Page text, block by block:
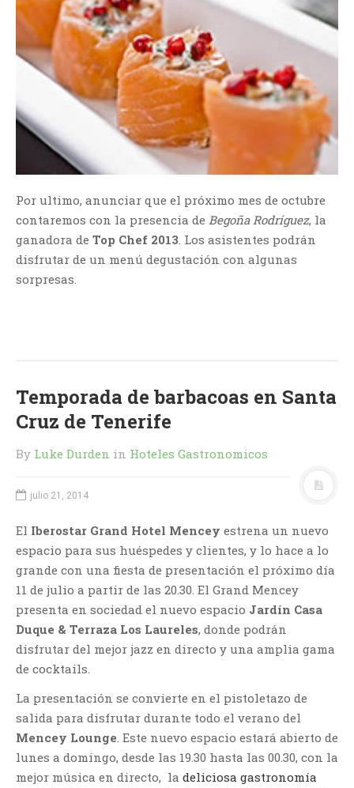
Por ultimo, anunciar que el próximo mes de octubre
contaremos con la presencia de Begoña Rodríguez, la
ganadora de Top Chef 2013. Los asistentes podrán
disfrutar de un menú degustación con algunas
sorpresas.
Temporada de barbacoas en Santa
Cruz de Tenerife
By Luke Durden in Hoteles Gastronomicos
julio 21, 2014
El Iberostar Grand Hotel Mencey estrena un nuevo
espacio para sus huéspedes y clientes, y lo hace a lo
grande con una fiesta de presentación el próximo día
11 de julio a partir de las 20.30. El Grand Mencey
presenta en sociedad el nuevo espacio Jardín Casa
Duque & Terraza Los Laureles, donde podrán
disfrutar del mejor jazz en directo y una amplia gama
de cocktails.
La presentación se convierte en el pistoletazo de
salida para disfrutar durante todo el verano del
Mencey Lounge. Este nuevo espacio estará abierto de
lunes a domingo, desde las 19.30 hasta las 00.30, con la
mejor música en directo, la deliciosa gastronomía